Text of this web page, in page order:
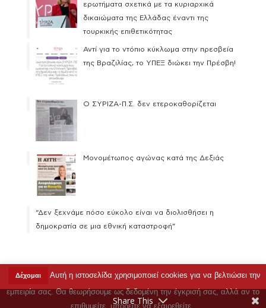
ερωτήματα σχετικά με τα κυριαρχικά
δικαιώματα της Ελλάδας έναντι της
τουρκικής επιθετικότητας
Αντί για το ντόπιο κύκλωμα στην πρεσβεία
της Βραζιλίας, το ΥΠΕΞ διώκει την Πρέσβη!
Ο ΣΥΡΙΖΑ-Π.Σ. δεν ετεροκαθορίζεται
Μονομέτωπος αγώνας κατά της Δεξιάς
“Δεν ξεχνάμε πόσο εύκολο είναι να διολισθήσει η
δημοκρατία σε μια εθνική καταστροφή”
Επικοινωνία
Δέχομαι
Αυτή η ιστοσελίδα χρησιμοποιεί cookies για να βελτιώσει την
εμπειρία σας. Θα θεωρήσουμε ως δεδομένη την έγκρισή σας, αλλά αν το
επιθυμείτε, μπορείτε να εξαιρεθείτε..
Share This